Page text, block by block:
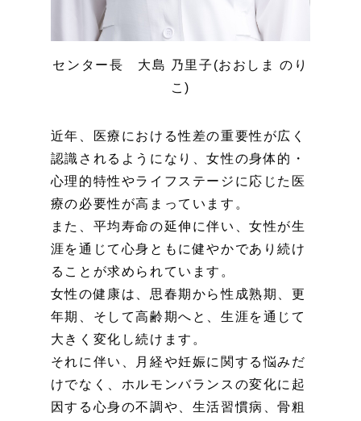
センター長 大島 乃里子(おおしま のり
こ)
近年、医療における性差の重要性が広く
認識されるようになり、女性の身体的・
心理的特性やライフステージに応じた医
療の必要性が高まっています。
また、平均寿命の延伸に伴い、女性が生
涯を通じて心身ともに健やかであり続け
ることが求められています。
女性の健康は、思春期から性成熟期、更
年期、そして高齢期へと、生涯を通じて
大きく変化し続けます。
それに伴い、月経や妊娠に関する悩みだ
けでなく、ホルモンバランスの変化に起
因する心身の不調や、生活習慣病、骨粗